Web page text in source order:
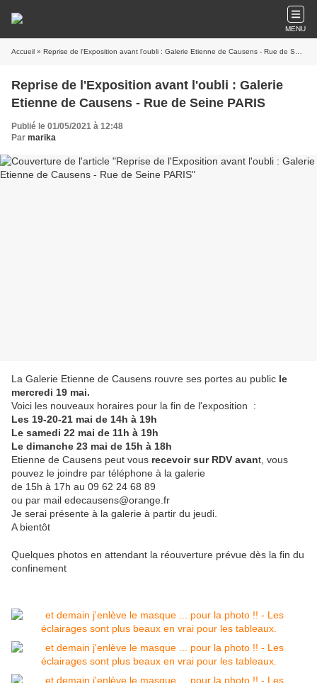
MENU
Accueil » Reprise de l'Exposition avant l'oubli : Galerie Etienne de Causens - Rue de Seine PARIS
Reprise de l'Exposition avant l'oubli : Galerie
Etienne de Causens - Rue de Seine PARIS
Publié le 01/05/2021 à 12:48
Par marika
La Galerie Etienne de Causens rouvre ses portes au public le
mercredi 19 mai.
Voici les nouveaux horaires pour la fin de l'exposition :
Les 19-20-21 mai de 14h à 19h
Le samedi 22 mai de 11h à 19h
Le dimanche 23 mai de 15h à 18h
Etienne de Causens peut vous recevoir sur RDV avant, vous
pouvez le joindre par téléphone à la galerie
de 15h à 17h au 09 62 24 68 89
ou par mail edecausens@orange.fr
Je serai présente à la galerie à partir du jeudi.
A bientôt
Quelques photos en attendant la réouverture prévue dès la fin du
confinement